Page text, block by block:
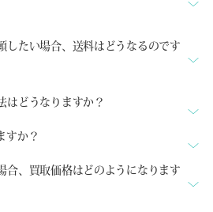
したい場合、送料はどうなるのです
はどうなりますか？
すか？
合、買取価格はどのようになります